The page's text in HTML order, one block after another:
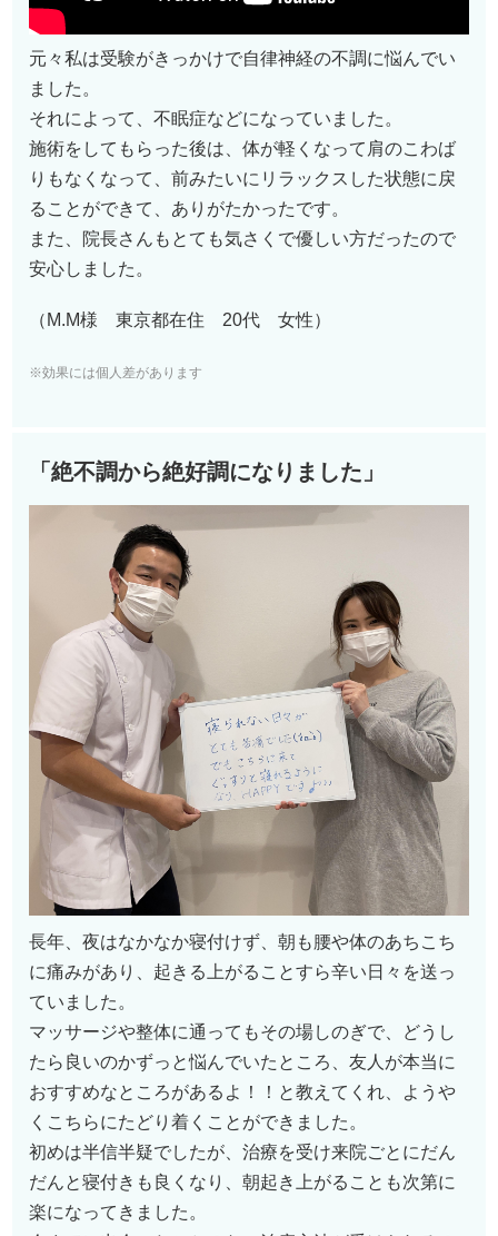
元々私は受験がきっかけで自律神経の不調に悩んでい
ました。
それによって、不眠症などになっていました。
施術をしてもらった後は、体が軽くなって肩のこわば
りもなくなって、前みたいにリラックスした状態に戻
ることができて、ありがたかったです。
また、院長さんもとても気さくで優しい方だったので
安心しました。
（M.M様 東京都在住 20代 女性）
※効果には個人差があります
「絶不調から絶好調になりました」
長年、夜はなかなか寝付けず、朝も腰や体のあちこち
に痛みがあり、起きる上がることすら辛い日々を送っ
ていました。
マッサージや整体に通ってもその場しのぎで、どうし
たら良いのかずっと悩んでいたところ、友人が本当に
おすすめなところがあるよ！！と教えてくれ、ようや
くこちらにたどり着くことができました。
初めは半信半疑でしたが、治療を受け来院ごとにだん
だんと寝付きも良くなり、朝起き上がることも次第に
楽になってきました。